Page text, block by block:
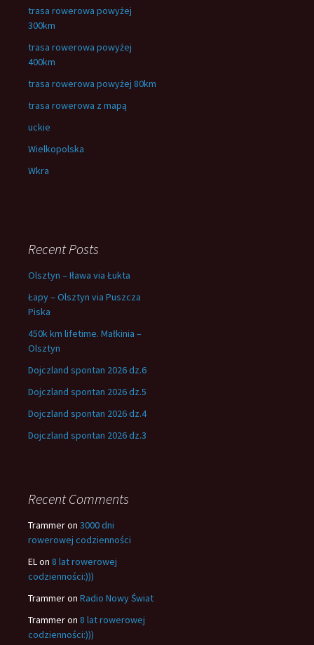
trasa rowerowa powyżej
300km
trasa rowerowa powyżej
400km
trasa rowerowa powyżej 80km
trasa rowerowa z mapą
uckie
Wielkopolska
Wkra
Recent Posts
Olsztyn – Iława via Łukta
Łapy – Olsztyn via Puszcza
Piska
450k km lifetime. Małkinia –
Olsztyn
Dojczland spontan 2026 dz.6
Dojczland spontan 2026 dz.5
Dojczland spontan 2026 dz.4
Dojczland spontan 2026 dz.3
Recent Comments
Trammeron 3000 dni
rowerowej codzienności
ELon 8 lat rowerowej
codzienności:)))
Trammeron Radio Nowy Świat
Trammeron 8 lat rowerowej
codzienności:)))